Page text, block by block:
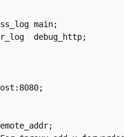
main;
debug_http;